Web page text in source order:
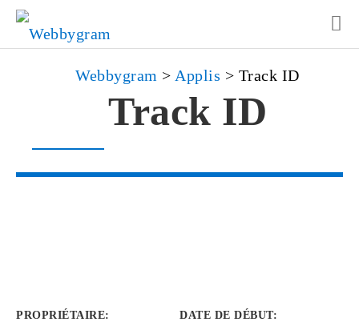
Webbygram > Applis > Track ID
Track ID
PROPRIÉTAIRE: DATE DE DÉBUT: